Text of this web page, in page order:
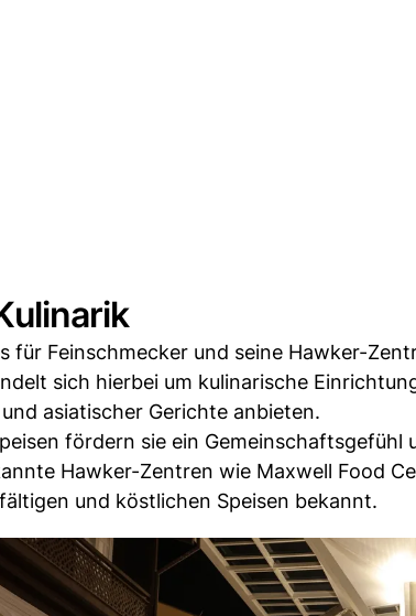
für Feinschmecker und seine Hawker-
sich hierbei um kulinarische
asiatischer Gerichte anbieten.
fördern sie ein
Hawker-Zentren wie Maxwell Food
und köstlichen Speisen bekannt.